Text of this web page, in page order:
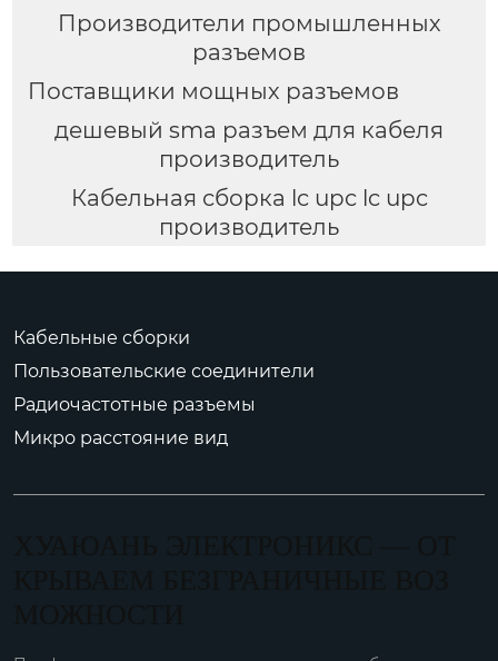
Производители промышленных
разъемов
Поставщики мощных разъемов
дешевый sma разъем для кабеля
производитель
Кабельная сборка lc upc lc upc
производитель
Кабельные сборки
Пользовательские соединители
Радиочастотные разъемы
Микро расстояние вид